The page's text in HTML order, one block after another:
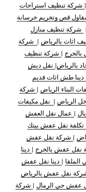
| شركة تنظيف استراحات
قص وتخريم خرسانة
| شركة تنظيف منازل
اثاث بالرياض | شركة
| شركة تنظيف
بالرياض| نقل دبش
دينا طش اثاث قديم
البناء الرياض | شركة
الرياض | نقل مكيفات
| عمال نقل العفش
تكلفة نقل عفش بيتك
| شركة نقل عفش
نقل عفش بالخرج | دينا
| دينا نقل عفش
نقل عفش بالرياض
عفش حي الرمال | شركة